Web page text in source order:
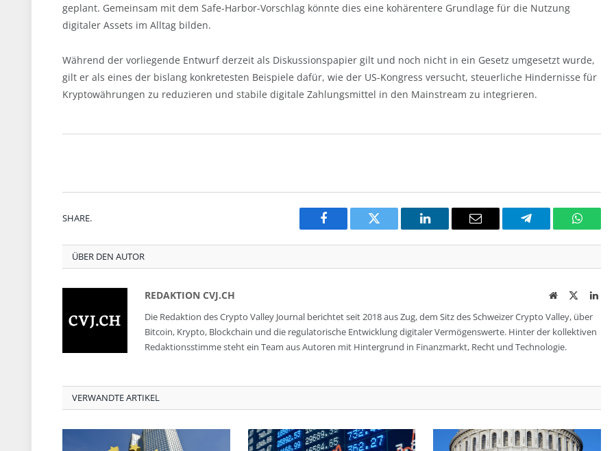
geplant. Gemeinsam mit dem Safe-Harbor-Vorschlag könnte dies eine kohärentere Grundlage für die Nutzung
digitaler Assets im Alltag bilden.
Während der vorliegende Entwurf derzeit als Diskussionspapier gilt und noch nicht in ein Gesetz umgesetzt wurde,
gilt er als eines der bislang konkretesten Beispiele dafür, wie der US-Kongress versucht, steuerliche Hindernisse für
Kryptowährungen zu reduzieren und stabile digitale Zahlungsmittel in den Mainstream zu integrieren.
SHARE.
Facebook Twitter LinkedIn Email Telegram
ÜBER DEN AUTOR
REDAKTION CVJ.CH WebsiteTwitter
Die Redaktion des Crypto Valley Journal berichtet seit 2018 aus Zug, dem Sitz des Schweizer Crypto Valley, über
Bitcoin, Krypto, Blockchain und die regulatorische Entwicklung digitaler Vermögenswerte. Hinter der kollektiven
Redaktionsstimme steht ein Team aus Autoren mit Hintergrund in Finanzmarkt, Recht und Technologie.
VERWANDTE ARTIKEL